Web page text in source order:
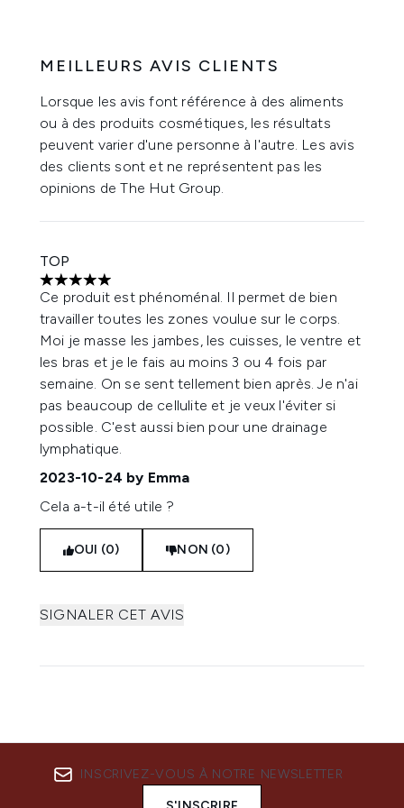
MEILLEURS AVIS CLIENTS
Lorsque les avis font référence à des aliments
ou à des produits cosmétiques, les résultats
peuvent varier d'une personne à l'autre. Les avis
des clients sont et ne représentent pas les
opinions de The Hut Group.
TOP
5 étoiles sur un maximum de 5
Ce produit est phénoménal. Il permet de bien
travailler toutes les zones voulue sur le corps.
Moi je masse les jambes, les cuisses, le ventre et
les bras et je le fais au moins 3 ou 4 fois par
semaine. On se sent tellement bien après. Je n'ai
pas beaucoup de cellulite et je veux l'éviter si
possible. C'est aussi bien pour une drainage
lymphatique.
2023-10-24 by Emma
Cela a-t-il été utile ?
OUI (0) NON (0)
SIGNALER CET AVIS
INSCRIVEZ-VOUS À NOTRE NEWSLETTER